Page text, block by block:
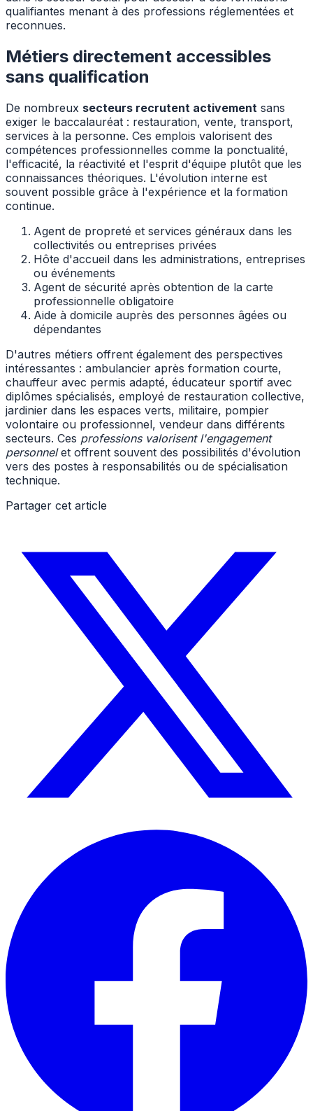
qualifiantes menant à des professions réglementées et
reconnues.
Métiers directement accessibles
sans qualification
De nombreux secteurs recrutent activement sans
exiger le baccalauréat : restauration, vente, transport,
services à la personne. Ces emplois valorisent des
compétences professionnelles comme la ponctualité,
l'efficacité, la réactivité et l'esprit d'équipe plutôt que les
connaissances théoriques. L'évolution interne est
souvent possible grâce à l'expérience et la formation
continue.
Agent de propreté et services généraux dans les
collectivités ou entreprises privées
Hôte d'accueil dans les administrations, entreprises
ou événements
Agent de sécurité après obtention de la carte
professionnelle obligatoire
Aide à domicile auprès des personnes âgées ou
dépendantes
D'autres métiers offrent également des perspectives
intéressantes : ambulancier après formation courte,
chauffeur avec permis adapté, éducateur sportif avec
diplômes spécialisés, employé de restauration collective,
jardinier dans les espaces verts, militaire, pompier
volontaire ou professionnel, vendeur dans différents
secteurs. Ces professions valorisent l'engagement
personnelet offrent souvent des possibilités d'évolution
vers des postes à responsabilités ou de spécialisation
technique.
Partager cet article